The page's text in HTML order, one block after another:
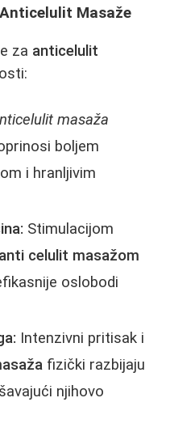
Masaže
za anticelulit
masaža
boljem
i hranljivim
Stimulacijom
anti celulit masažom
oslobodi
Intenzivni pritisak i
fizički razbijaju
njihovo